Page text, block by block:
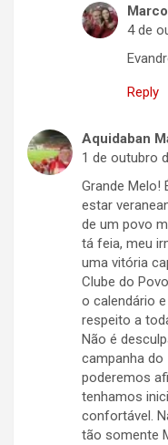
Marco
4 de
Reply
Aquidaban
1 de outubro
Grande
estar
de um povo
tá feia, meu
uma vitória
Clube do
o calendário
respeito a
Não é
campanha do
poderemos
tenhamos
confortável.
tão somente